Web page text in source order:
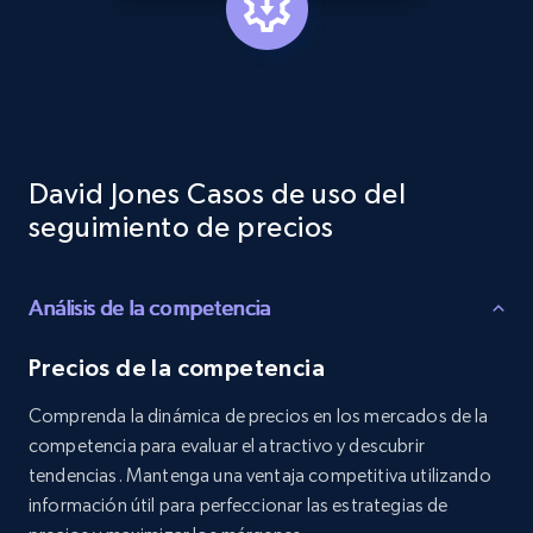
URL, Product id, Listing inventory id, Title, Rating,
URL, Product id, Listing inventory id, Title, Rating,
price, and more.
1.9K+ 323+ Comenzar ahora
David Jones Casos de uso del
seguimiento de precios
Análisis de la competencia
Precios de la competencia
Comprenda la dinámica de precios en los mercados de la
competencia para evaluar el atractivo y descubrir
tendencias. Mantenga una ventaja competitiva utilizando
información útil para perfeccionar las estrategias de